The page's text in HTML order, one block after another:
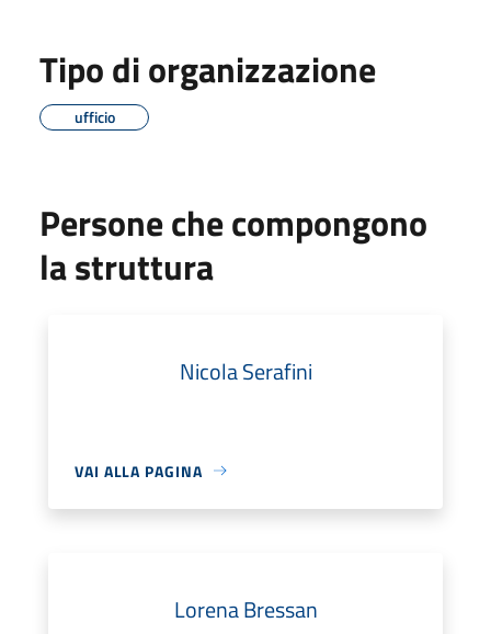
Tipo di organizzazione
ufficio
Persone che compongono
la struttura
Nicola Serafini
VAI ALLA PAGINA
Lorena Bressan